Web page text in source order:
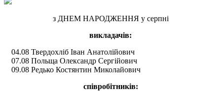
з ДНЕМ НАРОДЖЕННЯ у серпні
викладачів:
04.08 Твердохліб Іван Анатолійович
07.08 Польща Олександр Сергійович
09.08 Редько Костянтин Миколайович
співробітників: